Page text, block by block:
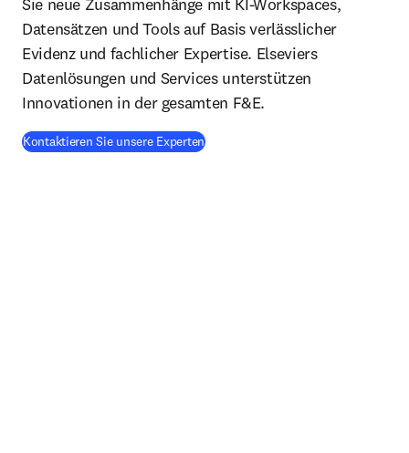
Datensätzen und Tools auf Basis verlässlicher
Evidenz und fachlicher Expertise. Elseviers
Datenlösungen und Services unterstützen
Innovationen in der gesamten F&E.
Kontaktieren Sie unsere Experten